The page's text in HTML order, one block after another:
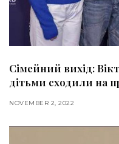
Сімейний вихід:
дітьми сходили на
NOVEMBER 2, 2022